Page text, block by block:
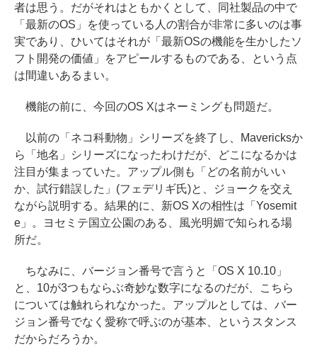
者は思う。だがそれはともかくとして、同社製品の中で
「最新のOS」を使っている人の割合が非常に多いのは事
実であり、ひいてはそれが「最新OSの機能を生かしたソ
フト開発の価値」をアピールするものである、という点
は間違いあるまい。
機能の前に、今回のOS Xはネーミングも問題だ。
以前の「ネコ科動物」シリーズを終了し、Mavericksか
ら「地名」シリーズになったわけだが、どこになるかは
注目が集まっていた。アップル側も「どの名前がいい
か、試行錯誤した」(フェデリギ氏)と、ジョークを交え
ながら説明する。結果的に、新OS Xの相性は「Yosemit
e」。ヨセミテ国立公園のある、風光明媚で知られる場
所だ。
ちなみに、バージョン番号で言うと「OS X 10.10」
と、10が3つもならぶ奇妙な数字になるのだが、こちら
については触れられなかった。アップルとしては、バー
ジョン番号でなく愛称で呼ぶのが基本、というスタンス
だからだろうか。